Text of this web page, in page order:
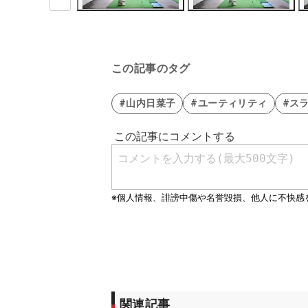
この記事のタグ
#山内日菜子 #ユーティリティ #ス
関連記事